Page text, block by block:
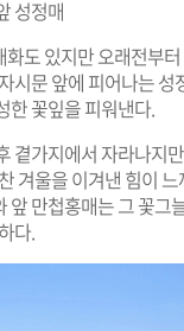
성정매
도 있지만 오래전부
시문 앞에 피어나는 성
한 꽃잎을 피워낸다.
곁가지에서 자라나지
겨울을 이겨낸 힘이
앞 만첩홍매는 그 꽃그
다.